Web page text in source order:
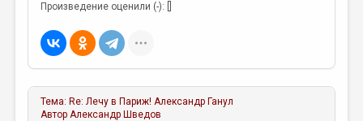
ПУБЛИЦИСТИКА
ЦИКЛЫ ПУБЛИКАЦИЙ
Произведение оценили (-): []
Тема: Re: Лечу в Париж! Александр Ганул
АвторАлександр Шведов